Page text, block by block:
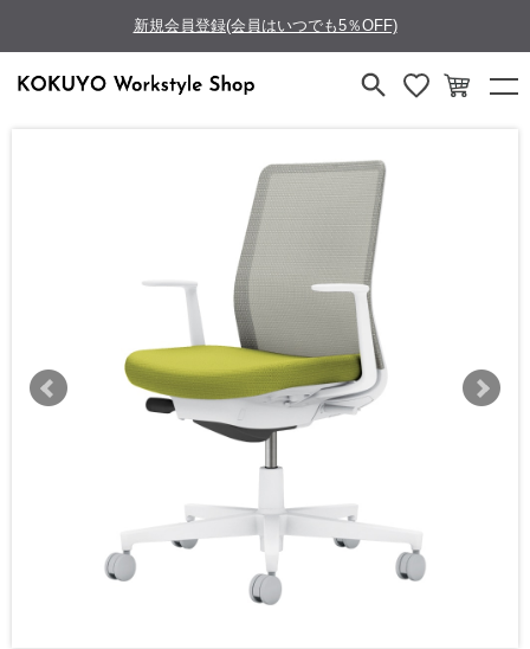
新規会員登録(会員はいつでも5％OFF)